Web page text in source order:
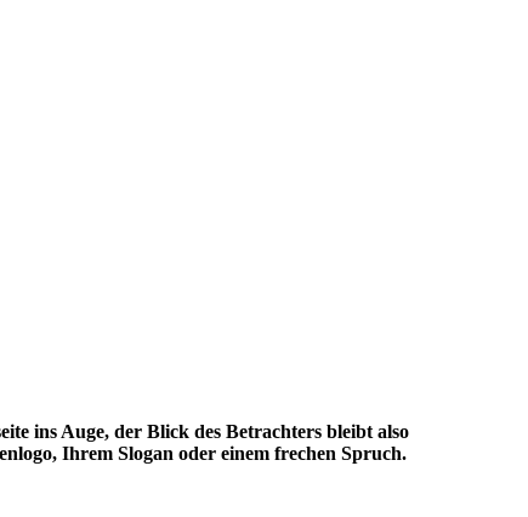
ins Auge, der Blick des Betrachters bleibt also
Ihrem Slogan oder einem frechen Spruch.